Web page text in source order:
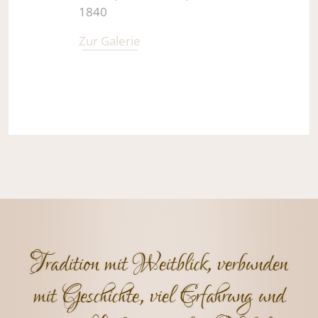
1840
Zur Galerie
Tradition mit Weitblick, verbunden
mit Geschichte, viel Erfahrung und